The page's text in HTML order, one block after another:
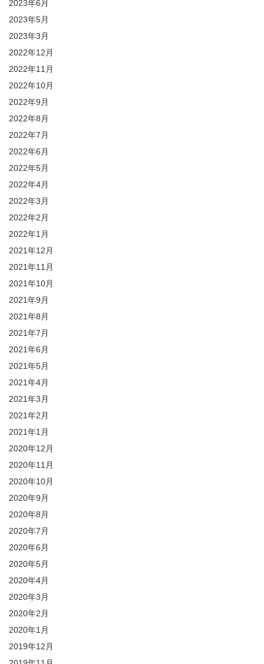
2023年6月
2023年5月
2023年3月
2022年12月
2022年11月
2022年10月
2022年9月
2022年8月
2022年7月
2022年6月
2022年5月
2022年4月
2022年3月
2022年2月
2022年1月
2021年12月
2021年11月
2021年10月
2021年9月
2021年8月
2021年7月
2021年6月
2021年5月
2021年4月
2021年3月
2021年2月
2021年1月
2020年12月
2020年11月
2020年10月
2020年9月
2020年8月
2020年7月
2020年6月
2020年5月
2020年4月
2020年3月
2020年2月
2020年1月
2019年12月